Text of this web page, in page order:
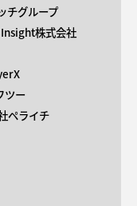
チグループ
株式会社
ツー
ペライチ